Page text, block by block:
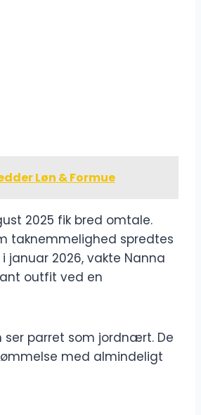
Løn & Formue
2025 fik bred omtale.
taknemmelighed spredtes
januar 2026, vakte Nanna
outfit ved en
parret som jordnært. De
med almindeligt